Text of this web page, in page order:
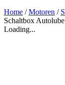
Home /Motoren /
Schaltbox
Loading...